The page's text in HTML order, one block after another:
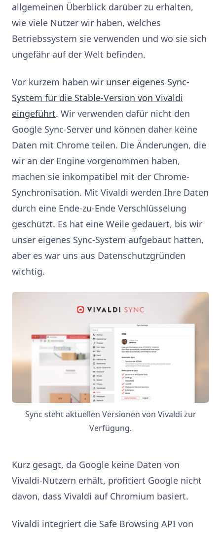
allgemeinen Überblick darüber zu erhalten,
wie viele Nutzer wir haben, welches
Betriebssystem sie verwenden und wo sie sich
ungefähr auf der Welt befinden.
Vor kurzem haben wir unser eigenes Sync-
System für die Stable-Version von Vivaldi
eingeführt. Wir verwenden dafür nicht den
Google Sync-Server und können daher keine
Daten mit Chrome teilen. Die Änderungen, die
wir an der Engine vorgenommen haben,
machen sie inkompatibel mit der Chrome-
Synchronisation. Mit Vivaldi werden Ihre Daten
durch eine Ende-zu-Ende Verschlüsselung
geschützt. Es hat eine Weile gedauert, bis wir
unser eigenes Sync-System aufgebaut hatten,
aber es war uns aus Datenschutzgründen
wichtig.
Sync steht aktuellen Versionen von Vivaldi zur
Verfügung.
Kurz gesagt, da Google keine Daten von
Vivaldi-Nutzern erhält, profitiert Google nicht
davon, dass Vivaldi auf Chromium basiert.
Vivaldi integriert die Safe Browsing API von